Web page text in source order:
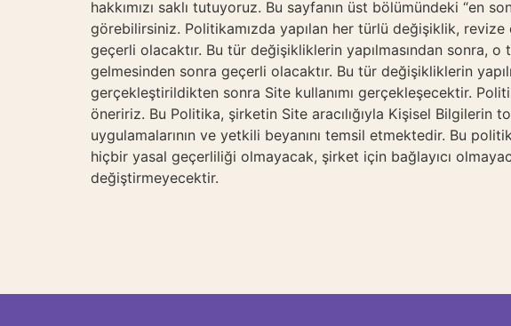
hakkımızı saklı tutuyoruz. Bu sayfanın üst bölümündeki “en
görebilirsiniz. Politikamızda yapılan her türlü değişiklik, revize
geçerli olacaktır. Bu tür değişikliklerin yapılmasından sonra,
gelmesinden sonra geçerli olacaktır. Bu tür değişikliklerin
gerçekleştirildikten sonra Site kullanımı gerçekleşecektir.
öneririz. Bu Politika, şirketin Site aracılığıyla Kişisel Bilgilerin
uygulamalarının ve yetkili beyanını temsil etmektedir. Bu
hiçbir yasal geçerliliği olmayacak, şirket için bağlayıcı
değiştirmeyecektir.